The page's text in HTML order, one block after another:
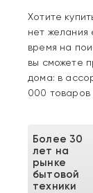
Хотите
нет желания
время на
вы сможете
дома: в
000 товаров
Более 30
лет на
рынке
бытовой
техники